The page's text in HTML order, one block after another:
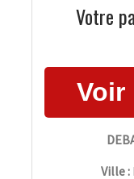
Votre
Ville :